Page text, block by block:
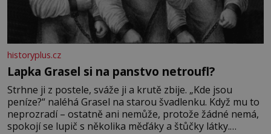
historyplus.cz
Lapka Grasel si na panstvo netroufl?
Strhne ji z postele, sváže ji a krutě zbije. „Kde jsou
peníze?“ naléhá Grasel na starou švadlenku. Když mu to
neprozradí – ostatně ani nemůže, protože žádné nemá,
spokojí se lupič s několika měďáky a štůčky látky.